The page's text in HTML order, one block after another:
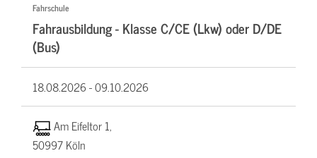
Fahrschule
Fahrausbildung - Klasse C/CE (Lkw) oder D/DE
(Bus)
18.08.2026 -09.10.2026
Am Eifeltor 1,
50997 Köln